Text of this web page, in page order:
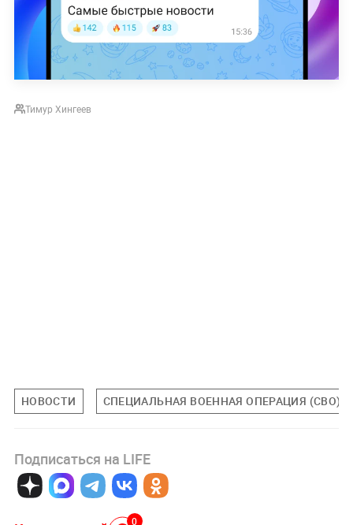
Тимур Хингеев
НОВОСТИ СПЕЦИАЛЬНАЯ ВОЕННАЯ ОПЕРАЦИЯ (СВО)
Подписаться на LIFE
0